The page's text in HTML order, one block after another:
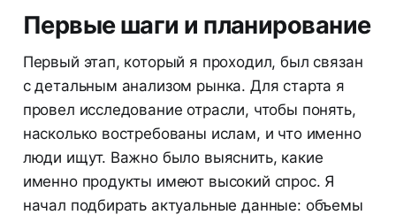
Первые шаги и планирование
Первый этап, который я проходил, был связан
с детальным анализом рынка. Для старта я
провел исследование отрасли, чтобы понять,
насколько востребованы ислам, и что именно
люди ищут. Важно было выяснить, какие
именно продукты имеют высокий спрос. Я
начал подбирать актуальные данные: объемы